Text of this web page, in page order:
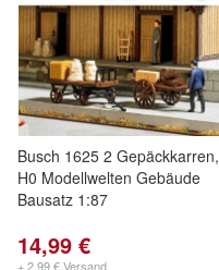
Busch 1625 2 Gepäckkarren,
H0 Modellwelten Gebäude
Bausatz 1:87
14,99 €
+ 2,99 € Versand